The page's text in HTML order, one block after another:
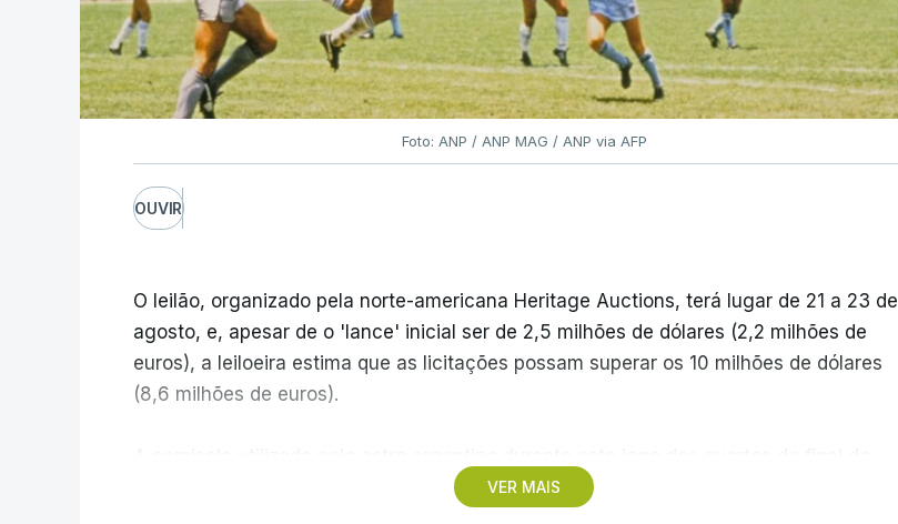
Foto: ANP / ANP MAG / ANP via AFP
OUVIR
VER MAIS
O leilão, organizado pela norte-americana Heritage Auctions, terá lugar de 21 a 23 de
agosto, e, apesar de o 'lance' inicial ser de 2,5 milhões de dólares (2,2 milhões de
euros), a leiloeira estima que as licitações possam superar os 10 milhões de dólares
(8,6 milhões de euros).
Mundial1986, ganho por 2-1 pela sua seleção a 22 de junho de 1986, na Cidade do